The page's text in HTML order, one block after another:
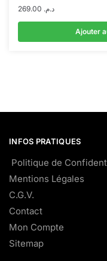
د.م.
Ajouter
INFOS PRATIQUES
Politique de
Mentions Légales
C.G.V.
Contact
Mon Compte
Sitemap